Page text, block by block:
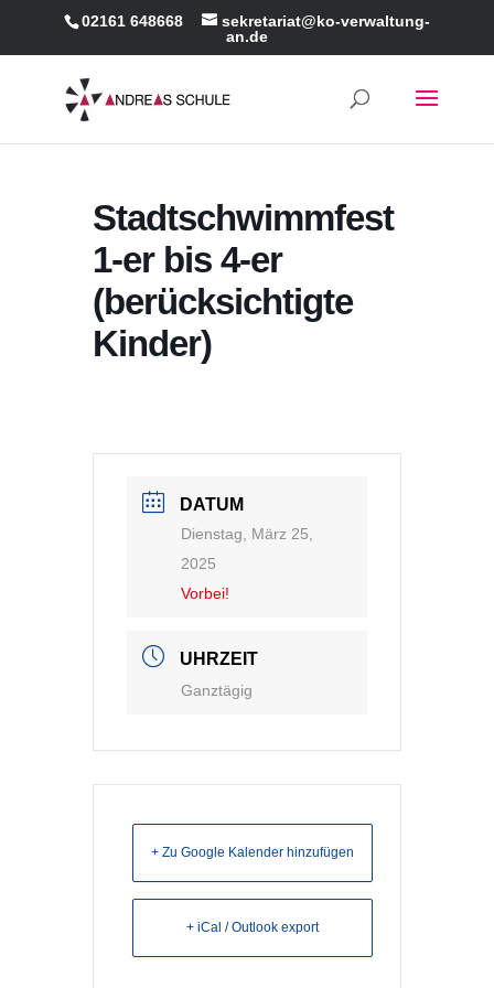
02161 648668
sekretariat@ko-verwaltung-
an.de
Stadtschwimmfest
1-er bis 4-er
(berücksichtigte
Kinder)
DATUM
Dienstag, März 25,
2025
Vorbei!
UHRZEIT
Ganztägig
+ Zu Google Kalender hinzufügen
+ iCal / Outlook export